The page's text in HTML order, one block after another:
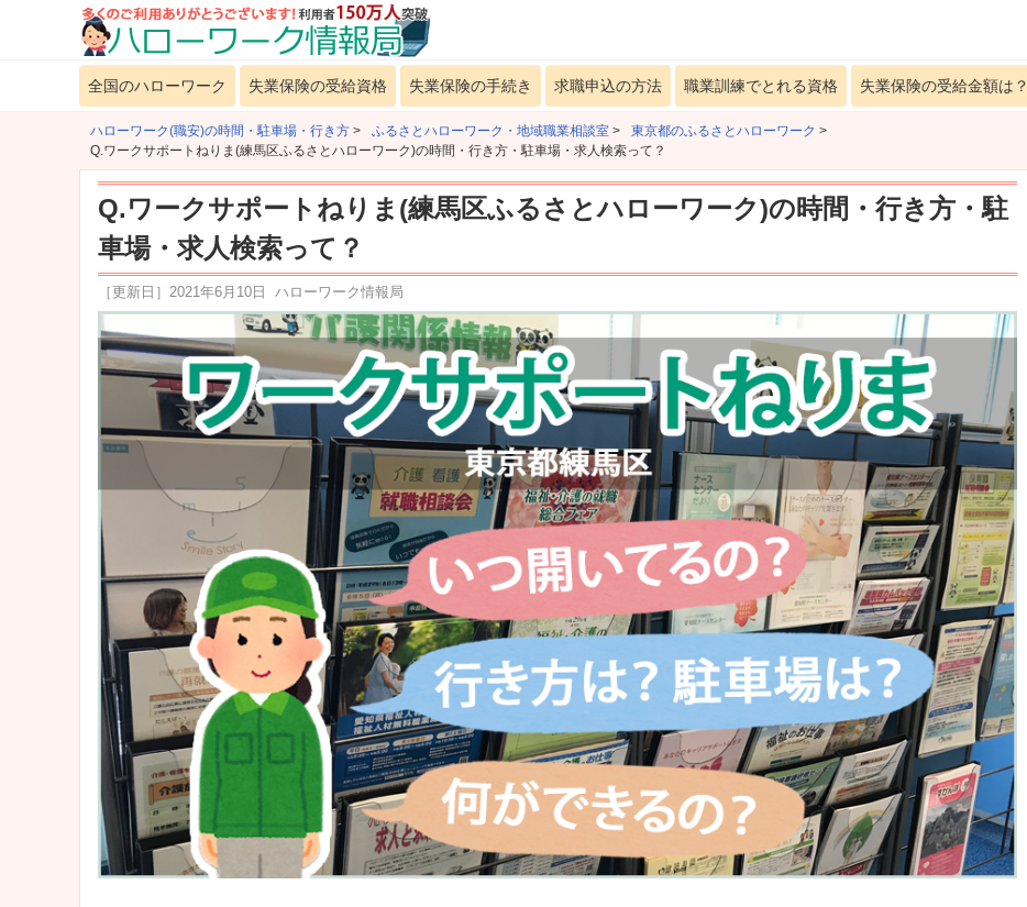
全国のハローワーク 失業保険の受給資格 失業保険の手続き 求職申込の方法 職業訓練でとれる資格 失業保険の受給金額は？
ハローワーク(職安)の時間・駐車場・行き方 > ふるさとハローワーク・地域職業相談室 > 東京都のふるさとハローワーク >
Q.ワークサポートねりま(練馬区ふるさとハローワーク)の時間・行き方・駐車場・求人検索って？
Q.ワークサポートねりま(練馬区ふるさとハローワーク)の時間・行き方・駐
車場・求人検索って？
［更新日］ 2021年6月10日 ハローワーク情報局